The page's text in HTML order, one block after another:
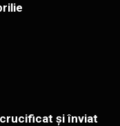
și înviat